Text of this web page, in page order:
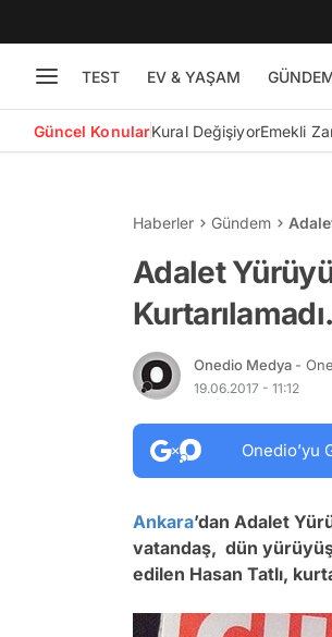
TEST EV & YAŞAM
Güncel KonularKural DeğişiyorEmekli
Haberler Gündem
Adalet
Onedio Medya -
19.06.2017 - 11:12
Onedio’yu
Ankara’dan Adalet
vatandaş, dün
edilen Hasan Tatlı,